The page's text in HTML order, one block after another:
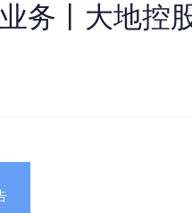
务丨大地控